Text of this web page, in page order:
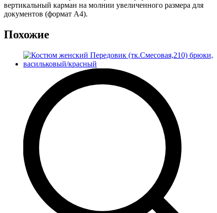
вертикальный карман на молнии увеличенного размера для
документов (формат А4).
Похожие